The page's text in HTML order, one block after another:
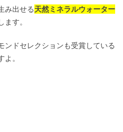
み出せる天然ミネラルウォーター
ます。
ンドセレクションも受賞している
。